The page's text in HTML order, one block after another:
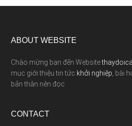
ABOUT WEBSITE
Chào mừng bạn đến Website
mục giới thiệu tin tức khởi nghiệp , bài
bản thân nên đọc
CONTACT